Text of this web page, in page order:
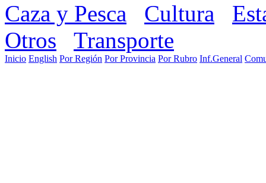
Caza y Pesca
Cultura
Otros
Transporte
Inicio English Por Región Por Provincia Por Rubro Inf.General